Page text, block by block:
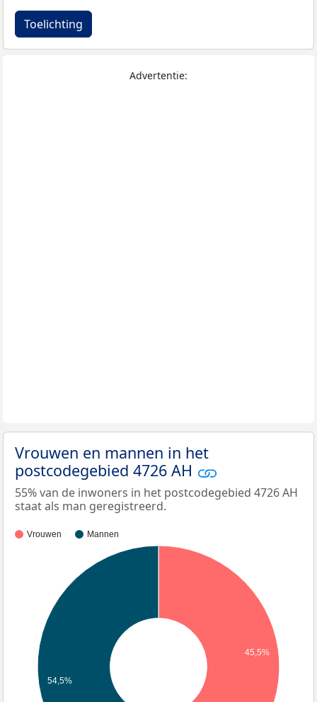
Toelichting
Advertentie:
Vrouwen en mannen in het
postcodegebied 4726 AH
55% van de inwoners in het postcodegebied 4726 AH
staat als man geregistreerd.
Vrouwen Mannen
45,5%
54,5%